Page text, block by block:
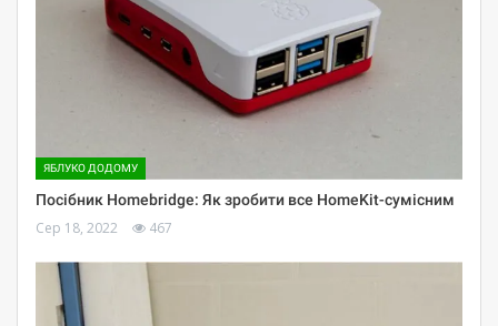
ЯБЛУКО ДОДОМУ
Посібник Homebridge: Як зробити все HomeKit-сумісним
Сер 18, 2022 467